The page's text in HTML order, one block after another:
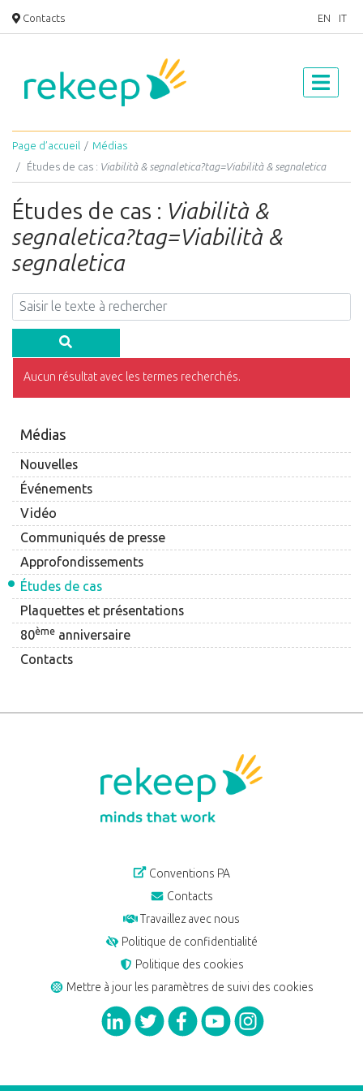
Contacts EN IT
Page d’accueil
Médias
Études de cas : Viabilità & segnaletica?tag=Viabilità & segnaletica
Médias
Nouvelles
Événements
Vidéo
Communiqués de presse
Approfondissements
Études de cas
Plaquettes et présentations
80ème anniversaire
Contacts
Études de cas : Viabilità &
segnaletica?tag=Viabilità &
segnaletica
Aucun résultat avec les termes recherchés.
Conventions PA
Contacts
Travaillez avec nous
Politique de confidentialité
Politique des cookies
Mettre à jour les paramètres de suivi des cookies